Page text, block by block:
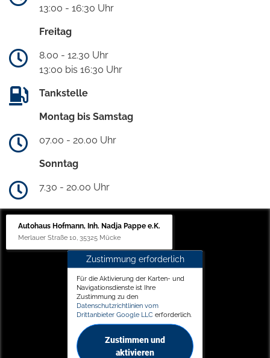
13:00 - 16:30 Uhr
Freitag
8.00 - 12.30 Uhr
13:00 bis 16:30 Uhr
Tankstelle
Montag bis Samstag
07.00 - 20.00 Uhr
Sonntag
7.30 - 20.00 Uhr
Autohaus Hofmann, Inh. Nadja Pappe e.K.
Merlauer Straße 10, 35325 Mücke
Zustimmung erforderlich
Für die Aktivierung der Karten- und
Navigationsdienste ist Ihre
Zustimmung zu den
Datenschutzrichtlinien vom
Drittanbieter Google LLC erforderlich.
Zustimmen und
aktivieren